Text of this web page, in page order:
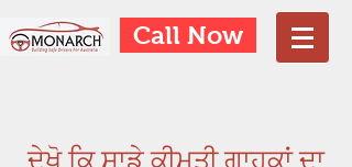
Call Now
ਦੇਖੋ ਕਿ ਸਾਡੇ ਕੀਮਤੀ ਗਾਹਕਾਂ ਦਾ